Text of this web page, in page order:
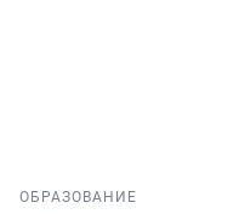
ОБРАЗОВАНИЕ